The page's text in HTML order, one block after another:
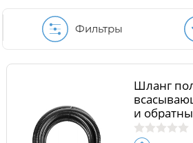
Фильтры
Шланг
и
40317-1-4